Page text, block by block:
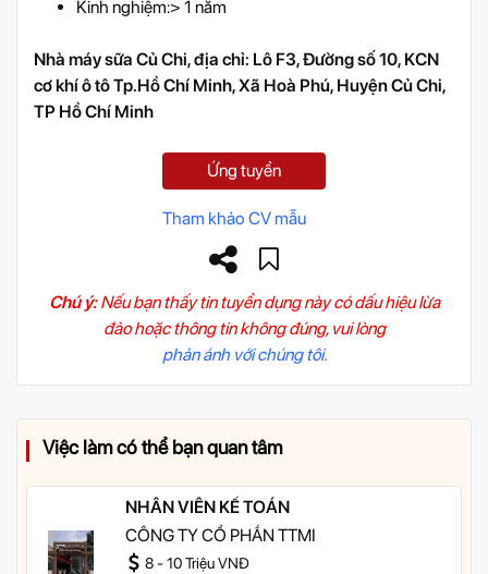
Kinh nghiệm:> 1 năm
Nhà máy sữa Củ Chi, địa chỉ: Lô F3, Đường số 10, KCN
cơ khí ô tô Tp.Hồ Chí Minh, Xã Hoà Phú, Huyện Củ Chi,
TP Hồ Chí Minh
Ứng tuyển
Tham khảo CV mẫu
Chú ý:Nếu bạn thấy tin tuyển dụng này có dấu hiệu lừa
đảo hoặc thông tin không đúng, vui lòng
phản ánh với chúng tôi.
Việc làm có thể bạn quan tâm
NHÂN VIÊN KẾ TOÁN
CÔNG TY CỔ PHẦN TTMI
8 - 10 Triệu VNĐ